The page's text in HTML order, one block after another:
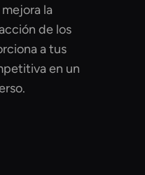
la
de los
a tus
en un